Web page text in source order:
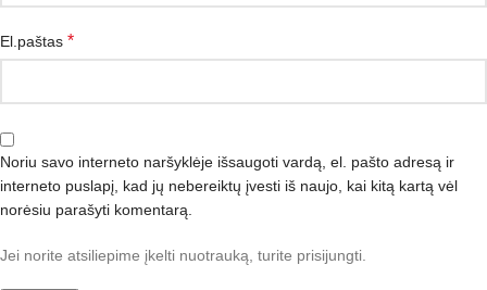
El.paštas *
Noriu savo interneto naršyklėje išsaugoti vardą, el. pašto adresą ir
interneto puslapį, kad jų nebereiktų įvesti iš naujo, kai kitą kartą vėl
norėsiu parašyti komentarą.
Jei norite atsiliepime įkelti nuotrauką, turite prisijungti.